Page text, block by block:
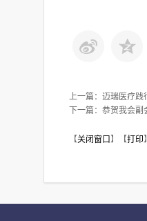
上一篇： 迈瑞医疗践
下一篇： 恭贺我会副
【关闭窗口 】【打印